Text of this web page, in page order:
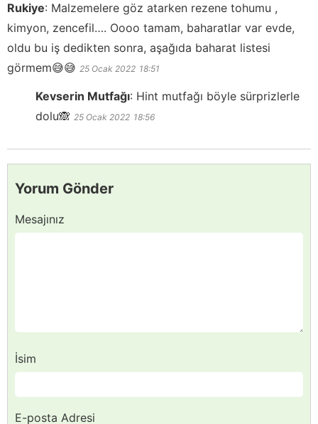
Rukiye: Malzemelere göz atarken rezene tohumu ,
kimyon, zencefil…. Oooo tamam, baharatlar var evde,
oldu bu iş dedikten sonra, aşağıda baharat listesi
görmem😅😅 25 Ocak 2022 18:51
Kevserin Mutfağı: Hint mutfağı böyle sürprizlerle
dolu🙈 25 Ocak 2022 18:56
Yorum Gönder
Mesajınız
İsim
E-posta Adresi